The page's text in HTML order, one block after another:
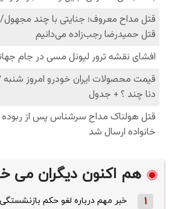
هم اکنون دیگران می
1 خبر مهم درباره لغو حکم بازنشستگی